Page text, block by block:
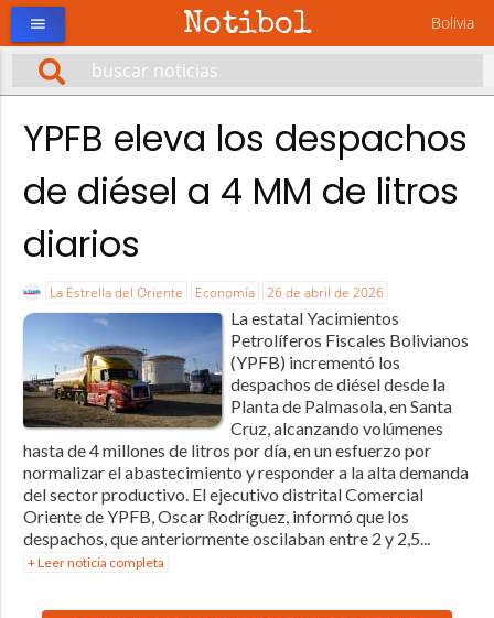
Notibol Bolivia
menu
YPFB eleva los despachos
de diésel a 4 MM de litros
diarios
La Estrella del Oriente Economía 26 de abril de 2026
La estatal Yacimientos
Petrolíferos Fiscales Bolivianos
(YPFB) incrementó los
despachos de diésel desde la
Planta de Palmasola, en Santa
Cruz, alcanzando volúmenes
hasta de 4 millones de litros por día, en un esfuerzo por
normalizar el abastecimiento y responder a la alta demanda
del sector productivo. El ejecutivo distrital Comercial
Oriente de YPFB, Oscar Rodríguez, informó que los
despachos, que anteriormente oscilaban entre 2 y 2,5...
+ Leer noticia completa